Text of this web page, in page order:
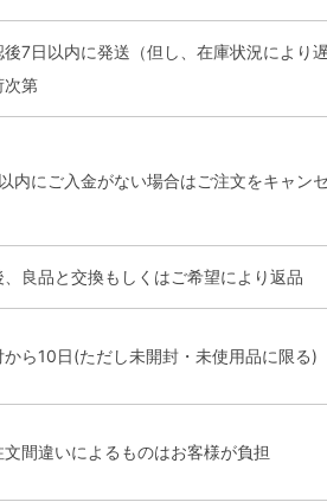
7日以内に発送（但し、在庫状況により
次第
内にご入金がない場合はご注文をキャン
良品と交換もしくはご希望により返品
ら10日(ただし未開封・未使用品に限る)
間違いによるものはお客様が負担